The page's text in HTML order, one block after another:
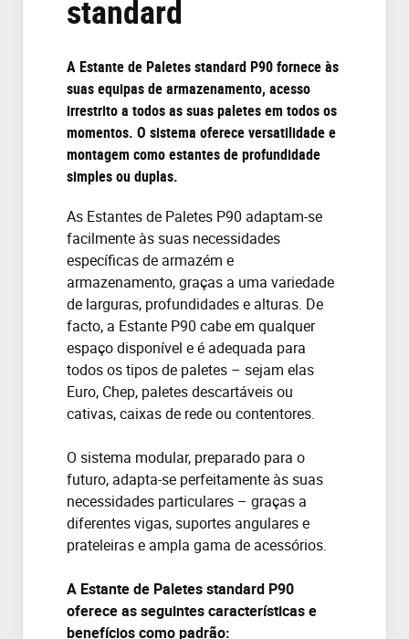
standard
A Estante de Paletesstandard P90 forneceàs
suas equipas de armazenamento, acesso
irrestrito a todosas suaspaletes em todosos
momentos. O sistema oferece versatilidade e
montagem como estantes de profundidade
simples ou duplas.
As Estantes de Paletes P90 adaptam-se
facilmente às suas necessidades
específicas de armazém e
armazenamento, graças a uma variedade
de larguras, profundidades e alturas. De
facto, a Estante P90 cabe em qualquer
espaço disponível eé adequada para
todos os tipos de paletes – sejam elas
Euro, Chep, paletesdescartáveis ou
cativas, caixas de rede ou contentores.
O sistema modular, preparado para o
futuro, adapta-se perfeitamente às suas
necessidades particulares – graças a
diferentes vigas, suportes angulares e
prateleiras e ampla gama de acessórios.
A Estante de Paletesstandard P90
ofereceas seguintes características e
benefícios como padrão: